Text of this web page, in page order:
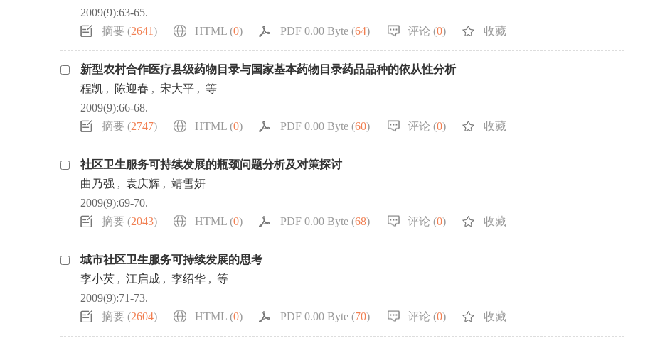
2009(9):63-65.
摘要 (2641) HTML (0) PDF 0.00 Byte (64) 评论 (0) 收藏
新型农村合作医疗县级药物目录与国家基本药物目录药品品种的依从性分析
程凯 , 陈迎春 , 宋大平 , 等
2009(9):66-68.
摘要 (2747) HTML (0) PDF 0.00 Byte (60) 评论 (0) 收藏
社区卫生服务可持续发展的瓶颈问题分析及对策探讨
曲乃强 , 袁庆辉 , 靖雪妍
2009(9):69-70.
摘要 (2043) HTML (0) PDF 0.00 Byte (68) 评论 (0) 收藏
城市社区卫生服务可持续发展的思考
李小芡 , 江启成 , 李绍华 , 等
2009(9):71-73.
摘要 (2604) HTML (0) PDF 0.00 Byte (70) 评论 (0) 收藏